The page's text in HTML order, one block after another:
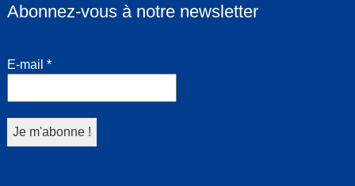
Abonnez-vous à notre newsletter
E-mail *